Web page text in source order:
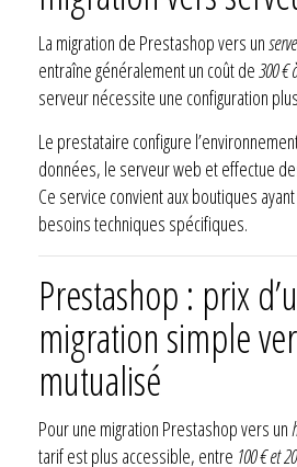
La migration de Prestashop vers un
entraîne généralement un coût de300 €
serveur nécessite une configuration
Le prestataire configure
données, le serveur web et effectue
Ce service convient aux boutiques
besoins techniques spécifiques.
Prestashop : prix
migration simple
mutualisé
Pour une migration Prestashop vers un
tarif est plus accessible, entre 100 € et